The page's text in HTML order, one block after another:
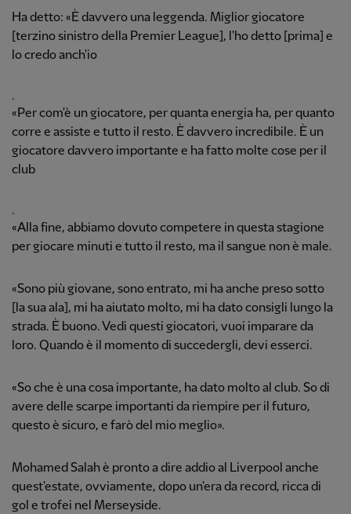
Ha detto: «È davvero una leggenda. Miglior giocatore
[terzino sinistro della Premier League], l'ho detto [prima] e
lo credo anch'io
.
«Per com'è un giocatore, per quanta energia ha, per quanto
corre e assiste e tutto il resto. È davvero incredibile. È un
giocatore davvero importante e ha fatto molte cose per il
club
.
«Alla fine, abbiamo dovuto competere in questa stagione
per giocare minuti e tutto il resto, ma il sangue non è male.
«Sono più giovane, sono entrato, mi ha anche preso sotto
[la sua ala], mi ha aiutato molto, mi ha dato consigli lungo la
strada. È buono. Vedi questi giocatori, vuoi imparare da
loro. Quando è il momento di succedergli, devi esserci.
«So che è una cosa importante, ha dato molto al club. So di
avere delle scarpe importanti da riempire per il futuro,
questo è sicuro, e farò del mio meglio».
Mohamed Salah è pronto a dire addio al Liverpool anche
quest'estate, ovviamente, dopo un'era da record, ricca di
gol e trofei nel Merseyside.